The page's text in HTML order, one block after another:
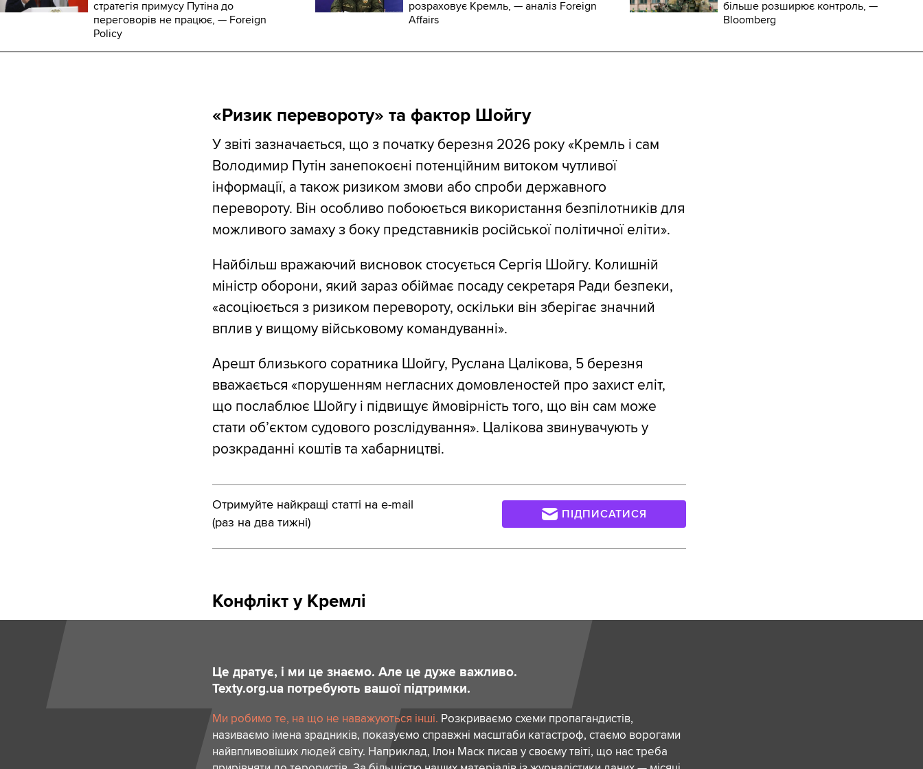
стратегія примусу Путіна до
переговорів не працює, — Foreign
Policy
розраховує Кремль, — аналіз Foreign
Affairs
більше розширює контроль, —
Bloomberg
«Ризик перевороту» та фактор Шойгу
У звіті зазначається, що з початку березня 2026 року «Кремль і сам
Володимир Путін занепокоєні потенційним витоком чутливої
інформації, а також ризиком змови або спроби державного
перевороту. Він особливо побоюється використання безпілотників для
можливого замаху з боку представників російської політичної еліти».
Найбільш вражаючий висновок стосується Сергія Шойгу. Колишній
міністр оборони, який зараз обіймає посаду секретаря Ради безпеки,
«асоціюється з ризиком перевороту, оскільки він зберігає значний
вплив у вищому військовому командуванні».
Арешт близького соратника Шойгу, Руслана Цалікова, 5 березня
вважається «порушенням негласних домовленостей про захист еліт,
що послаблює Шойгу і підвищує ймовірність того, що він сам може
стати об’єктом судового розслідування». Цалікова звинувачують у
розкраданні коштів та хабарництві.
Отримуйте найкращі статті на e-mail
(раз на два тижні)
ПІДПИСАТИСЯ
Конфлікт у Кремлі
Це дратує, і ми це знаємо. Але це дуже важливо.
Texty.org.ua потребують вашої підтримки.
Ми робимо те, на що не наважуються інші. Розкриваємо схеми пропагандистів,
називаємо імена зрадників, показуємо справжні масштаби катастроф, стаємо ворогами
найвпливовіших людей світу. Наприклад, Ілон Маск писав у своєму твіті, що нас треба